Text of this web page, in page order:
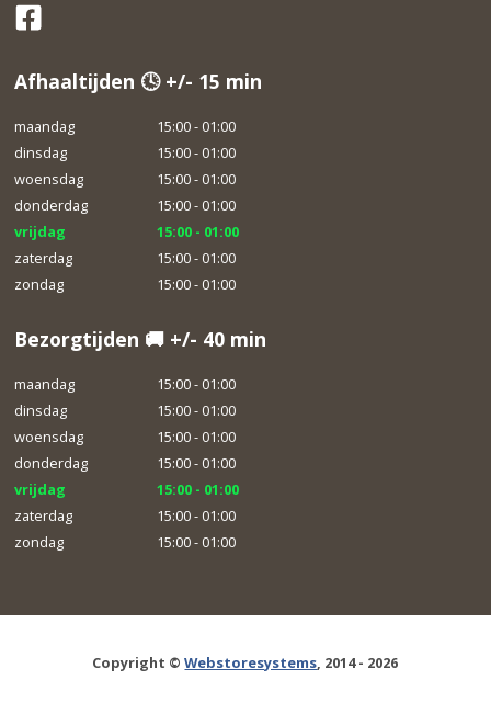
Afhaaltijden 🕓 +/- 15 min
maandag
15:00 - 01:00
dinsdag
15:00 - 01:00
woensdag
15:00 - 01:00
donderdag
15:00 - 01:00
vrijdag
15:00 - 01:00
zaterdag
15:00 - 01:00
zondag
15:00 - 01:00
Bezorgtijden 🚚 +/- 40 min
maandag
15:00 - 01:00
dinsdag
15:00 - 01:00
woensdag
15:00 - 01:00
donderdag
15:00 - 01:00
vrijdag
15:00 - 01:00
zaterdag
15:00 - 01:00
zondag
15:00 - 01:00
Copyright ©Webstoresystems, 2014 - 2026